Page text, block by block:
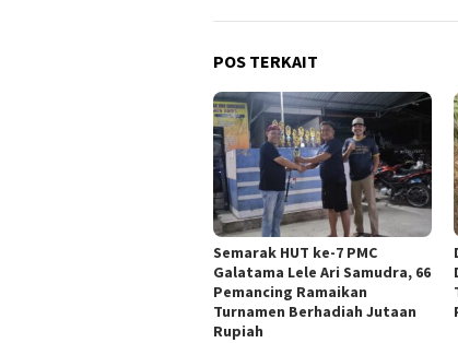
POS TERKAIT
Semarak HUT ke-7 PMC
Galatama Lele Ari Samudra, 66
Pemancing Ramaikan
Turnamen Berhadiah Jutaan
Rupiah